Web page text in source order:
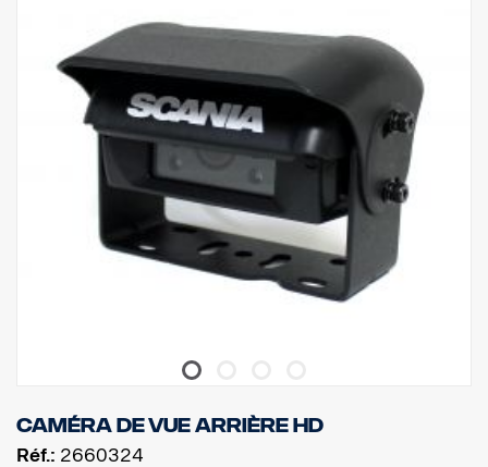
Caméra de vue arrière HD
Réf.: 2660324